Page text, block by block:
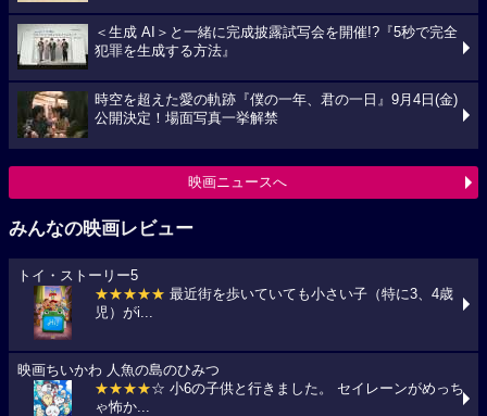
＜生成 AI＞と一緒に完成披露試写会を開催!?『5秒で完全
犯罪を生成する方法』
時空を超えた愛の軌跡『僕の一年、君の一日』9月4日(金)
公開決定！場面写真一挙解禁
映画ニュースへ
みんなの映画レビュー
トイ・ストーリー5
★★★★★ 最近街を歩いていても小さい子（特に3、4歳
児）がi...
映画ちいかわ 人魚の島のひみつ
★★★★☆ 小6の子供と行きました。 セイレーンがめっち
ゃ怖か...